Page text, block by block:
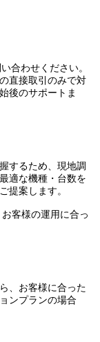
合わせください。
直接取引のみで対
後のサポートま
するため、現地調
適な機種・台数を
提案します。
客様の運用に合っ
、お客様に合った
ンプランの場合